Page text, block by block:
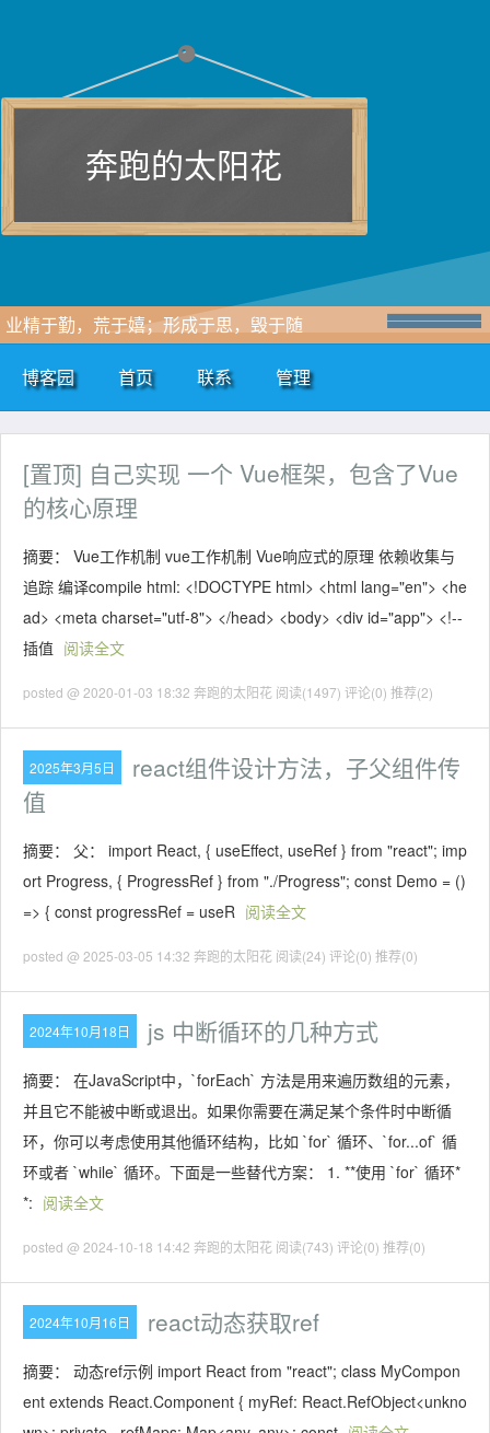
奔跑的太阳花
业精于勤，荒于嬉；形成于思，毁于随
博客园 首页 联系 管理
[置顶] 自己实现 一个 Vue框架，包含了Vue
的核心原理
摘要： Vue工作机制 vue工作机制 Vue响应式的原理 依赖收集与
追踪 编译compile html: <!DOCTYPE html> <html lang="en"> <he
ad> <meta charset="utf-8"> </head> <body> <div id="app"> <!--
插值 阅读全文
posted @ 2020-01-03 18:32 奔跑的太阳花 阅读(1497) 评论(0) 推荐(2)
2025年3月5日
react组件设计方法，子父组件传
值
摘要： 父： import React, { useEffect, useRef } from "react"; imp
ort Progress, { ProgressRef } from "./Progress"; const Demo = ()
=> { const progressRef = useR 阅读全文
posted @ 2025-03-05 14:32 奔跑的太阳花 阅读(24) 评论(0) 推荐(0)
2024年10月18日 js 中断循环的几种方式
摘要： 在JavaScript中，`forEach` 方法是用来遍历数组的元素，
并且它不能被中断或退出。如果你需要在满足某个条件时中断循
环，你可以考虑使用其他循环结构，比如 `for` 循环、`for...of` 循
环或者 `while` 循环。下面是一些替代方案： 1. **使用 `for` 循环*
*: 阅读全文
posted @ 2024-10-18 14:42 奔跑的太阳花 阅读(743) 评论(0) 推荐(0)
2024年10月16日 react动态获取ref
摘要： 动态ref示例 import React from "react"; class MyCompon
ent extends React.Component { myRef: React.RefObject<unkno